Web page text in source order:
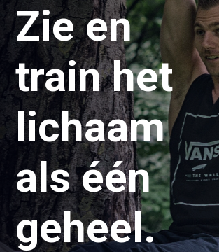
Zie en
train het
lichaam
als één
geheel.